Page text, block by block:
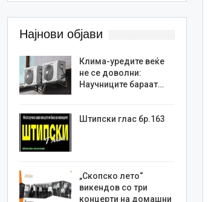
Најнови објави
Клима-уредите веќе
не се доволни:
Научниците бараат…
Штипски глас бр.163
„Скопско лето“
викендов со три
концерти на домашни